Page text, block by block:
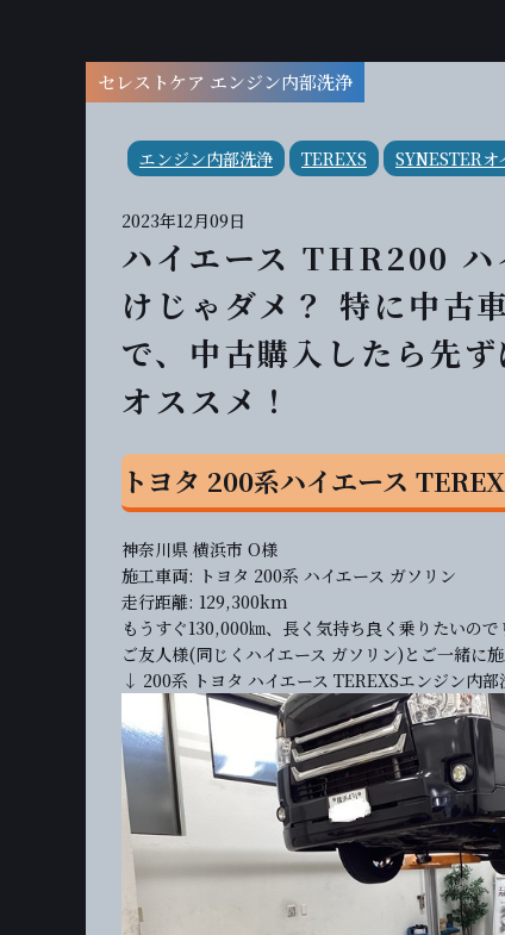
セレストケア エンジン内部洗浄
エンジン内部洗浄 TEREXS SYNESTERオ
2023年12月09日
ハイエース THR200 ハ
けじゃダメ？ 特に中古
で、中古購入したら先
オススメ！
トヨタ 200系ハイエース
神奈川県 横浜市 O様
施工車両: トヨタ 200系 ハイエース ガソリン
走行距離: 129,300km
もうすぐ130,000㎞、長く気持ち良く乗りたいの
ご友人様(同じくハイエース ガソリン)とご一緒に
↓ 200系 トヨタ ハイエース TEREXSエンジン内